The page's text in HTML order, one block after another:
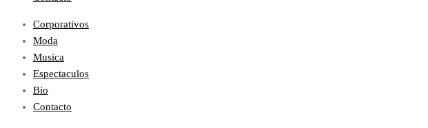
Corporativos
Moda
Musica
Espectaculos
Bio
Contacto